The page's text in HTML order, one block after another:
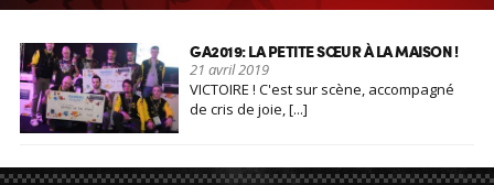
GA2019: LA PETITE SŒUR À LA MAISON !
21 avril 2019
VICTOIRE ! C'est sur scène, accompagné
de cris de joie, [...]